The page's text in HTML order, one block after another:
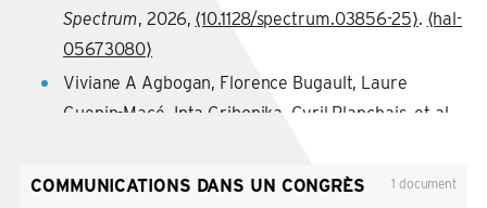
Spectrum, 2026, ⟨10.1128/spectrum.03856-25⟩. ⟨hal-
05673080⟩
Viviane A Agbogan, Florence Bugault, Laure
Guenin-Macé, Inta Gribonika, Cyril Planchais, et al..
immune defenses in hidradenitis suppurativa.
EMBO
COMMUNICATIONS DANS UN CONGRÈS 1 document